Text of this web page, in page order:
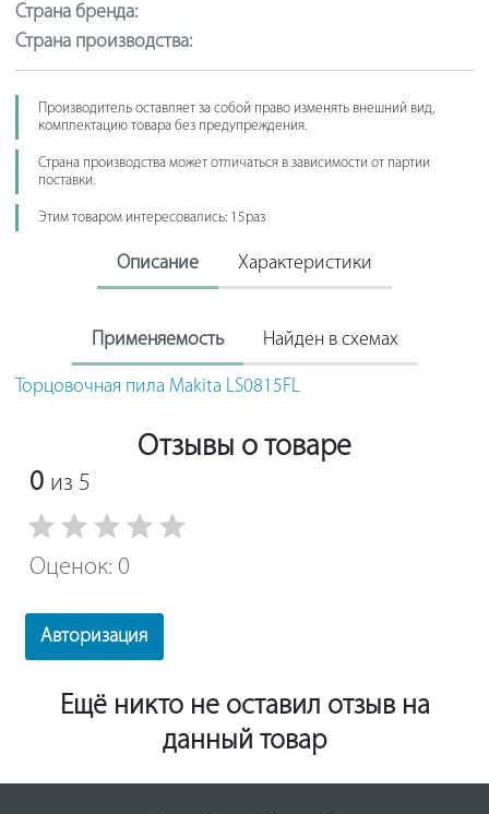
Страна бренда:
Страна производства:
Производитель оставляет за собой право изменять внешний вид,
комплектацию товара без предупреждения.
Страна производства может отличаться в зависимости от партии
поставки.
Этим товаром интересовались: 15раз
Описание Характеристики
Применяемость Найден в схемах
Торцовочная пила Makita LS0815FL
Отзывы о товаре
0 из 5
Оценок: 0
Авторизация
Ещё никто не оставил отзыв на
данный товар